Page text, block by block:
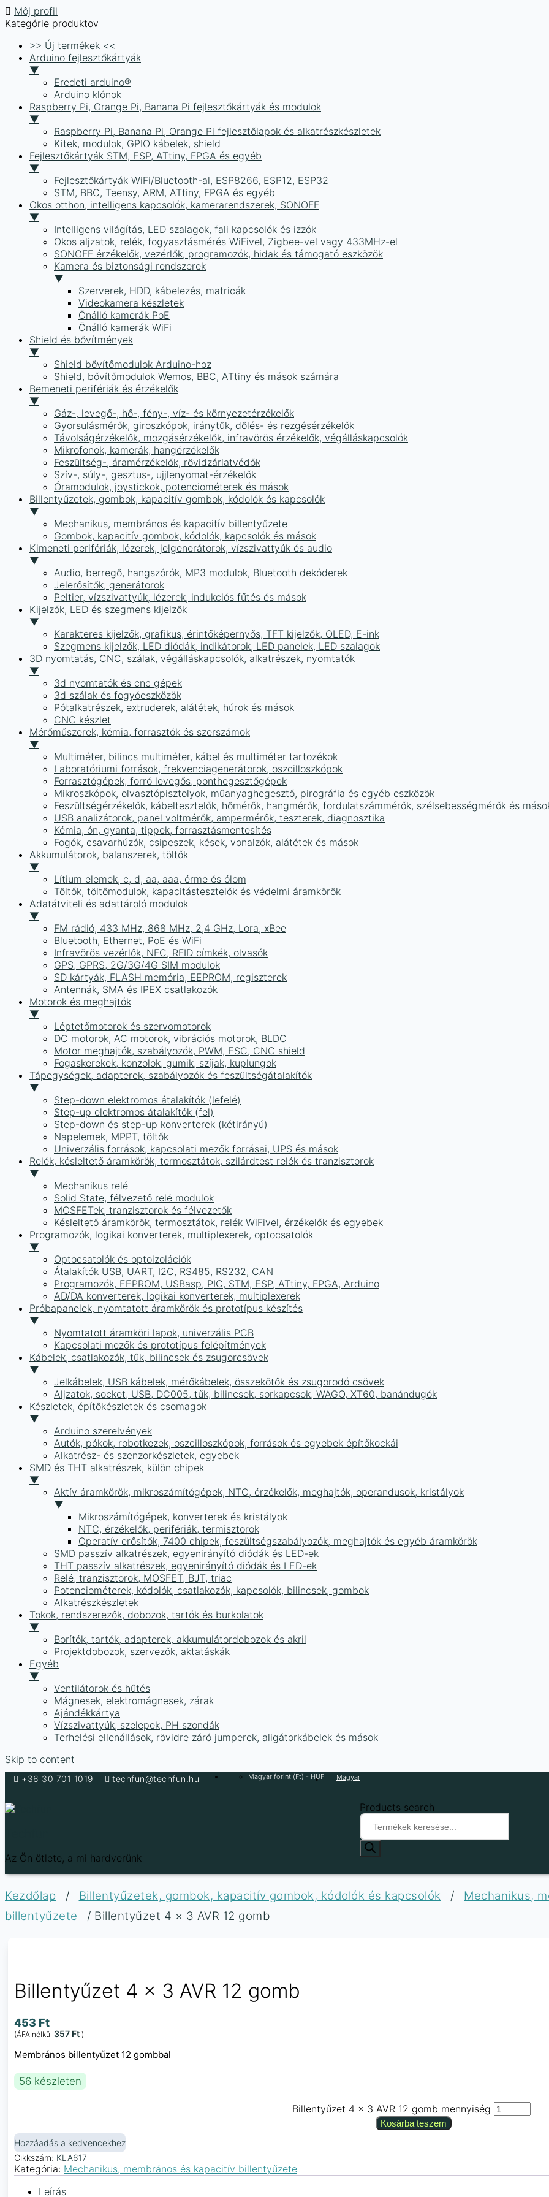
Môj profil
Kategórie produktov
>> Új termékek <<
Arduino fejlesztőkártyák
▼
Eredeti arduino®
Arduino klónok
Raspberry Pi, Orange Pi, Banana Pi fejlesztőkártyák és modulok
▼
Raspberry Pi, Banana Pi, Orange Pi fejlesztőlapok és alkatrészkészletek
Kitek, modulok, GPIO kábelek, shield
Fejlesztőkártyák STM, ESP, ATtiny, FPGA és egyéb
▼
Fejlesztőkártyák WiFi/Bluetooth-al, ESP8266, ESP12, ESP32
STM, BBC, Teensy, ARM, ATtiny, FPGA és egyéb
Okos otthon, intelligens kapcsolók, kamerarendszerek, SONOFF
▼
Intelligens világítás, LED szalagok, fali kapcsolók és izzók
Okos aljzatok, relék, fogyasztásmérés WiFivel, Zigbee-vel vagy 433MHz-el
SONOFF érzékelők, vezérlők, programozók, hidak és támogató eszközök
Kamera és biztonsági rendszerek
▼
Szerverek, HDD, kábelezés, matricák
Videokamera készletek
Önálló kamerák PoE
Önálló kamerák WiFi
Shield és bővítmények
▼
Shield bővítőmodulok Arduino-hoz
Shield, bővítőmodulok Wemos, BBC, ATtiny és mások számára
Bemeneti perifériák és érzékelők
▼
Gáz-, levegő-, hő-, fény-, víz- és környezetérzékelők
Gyorsulásmérők, giroszkópok, iránytűk, dőlés- és rezgésérzékelők
Távolságérzékelők, mozgásérzékelők, infravörös érzékelők, végálláskapcsolók
Mikrofonok, kamerák, hangérzékelők
Feszültség-, áramérzékelők, rövidzárlatvédők
Szív-, súly-, gesztus-, ujjlenyomat-érzékelők
Óramodulok, joystickok, potenciométerek és mások
Billentyűzetek, gombok, kapacitív gombok, kódolók és kapcsolók
▼
Mechanikus, membrános és kapacitív billentyűzete
Gombok, kapacitív gombok, kódolók, kapcsolók és mások
Kimeneti perifériák, lézerek, jelgenerátorok, vízszivattyúk és audio
▼
Audio, berregő, hangszórók, MP3 modulok, Bluetooth dekóderek
Jelerősítők, generátorok
Peltier, vízszivattyúk, lézerek, indukciós fűtés és mások
Kijelzők, LED és szegmens kijelzők
▼
Karakteres kijelzők, grafikus, érintőképernyős, TFT kijelzők, OLED, E-ink
Szegmens kijelzők, LED diódák, indikátorok, LED panelek, LED szalagok
3D nyomtatás, CNC, szálak, végálláskapcsolók, alkatrészek, nyomtatók
▼
3d nyomtatók és cnc gépek
3d szálak és fogyóeszközök
Pótalkatrészek, extruderek, alátétek, húrok és mások
CNC készlet
Mérőműszerek, kémia, forrasztók és szerszámok
▼
Multiméter, bilincs multiméter, kábel és multiméter tartozékok
Laboratóriumi források, frekvenciagenerátorok, oszcilloszkópok
Forrasztógépek, forró levegős, ponthegesztőgépek
Mikroszkópok, olvasztópisztolyok, műanyaghegesztő, pirográfia és egyéb eszközök
Feszültségérzékelők, kábeltesztelők, hőmérők, hangmérők, fordulatszámmérők, szélsebességmérők és
USB analizátorok, panel voltmérők, ampermérők, teszterek, diagnosztika
Kémia, ón, gyanta, tippek, forrasztásmentesítés
Fogók, csavarhúzók, csipeszek, kések, vonalzók, alátétek és mások
Akkumulátorok, balanszerek, töltők
▼
Lítium elemek, c, d, aa, aaa, érme és ólom
Töltők, töltőmodulok, kapacitástesztelők és védelmi áramkörök
Adatátviteli és adattároló modulok
▼
FM rádió, 433 MHz, 868 MHz, 2,4 GHz, Lora, xBee
Bluetooth, Ethernet, PoE és WiFi
Infravörös vezérlők, NFC, RFID címkék, olvasók
GPS, GPRS, 2G/3G/4G SIM modulok
SD kártyák, FLASH memória, EEPROM, regiszterek
Antennák, SMA és IPEX csatlakozók
Motorok és meghajtók
▼
Léptetőmotorok és szervomotorok
DC motorok, AC motorok, vibrációs motorok, BLDC
Motor meghajtók, szabályozók, PWM, ESC, CNC shield
Fogaskerekek, konzolok, gumik, szíjak, kuplungok
Tápegységek, adapterek, szabályozók és feszültségátalakítók
▼
Step-down elektromos átalakítók (lefelé)
Step-up elektromos átalakítók (fel)
Step-down és step-up konverterek (kétirányú)
Napelemek, MPPT, töltők
Univerzális források, kapcsolati mezők forrásai, UPS és mások
Relék, késleltető áramkörök, termosztátok, szilárdtest relék és tranzisztorok
▼
Mechanikus relé
Solid State, félvezető relé modulok
MOSFETek, tranzisztorok és félvezetők
Késleltető áramkörök, termosztátok, relék WiFivel, érzékelők és egyebek
Programozók, logikai konverterek, multiplexerek, optocsatolók
▼
Optocsatolók és optoizolációk
Átalakítók USB, UART, I2C, RS485, RS232, CAN
Programozók, EEPROM, USBasp, PIC, STM, ESP, ATtiny, FPGA, Arduino
AD/DA konverterek, logikai konverterek, multiplexerek
Próbapanelek, nyomtatott áramkörök és prototípus készítés
▼
Nyomtatott áramköri lapok, univerzális PCB
Kapcsolati mezők és prototípus felépítmények
Kábelek, csatlakozók, tűk, bilincsek és zsugorcsövek
▼
Jelkábelek, USB kábelek, mérőkábelek, összekötők és zsugorodó csövek
Aljzatok, socket, USB, DC005, tűk, bilincsek, sorkapcsok, WAGO, XT60, banándugók
Készletek, építőkészletek és csomagok
▼
Arduino szerelvények
Autók, pókok, robotkezek, oszcilloszkópok, források és egyebek építőkockái
Alkatrész- és szenzorkészletek, egyebek
SMD és THT alkatrészek, külön chipek
▼
Aktív áramkörök, mikroszámítógépek, NTC, érzékelők, meghajtók, operandusok, kristályok
▼
Mikroszámítógépek, konverterek és kristályok
NTC, érzékelők, perifériák, termisztorok
Operatív erősítők, 7400 chipek, feszültségszabályozók, meghajtók és egyéb áramkörök
SMD passzív alkatrészek, egyenirányító diódák és LED-ek
THT passzív alkatrészek, egyenirányító diódák és LED-ek
Relé, tranzisztorok, MOSFET, BJT, triac
Potenciométerek, kódolók, csatlakozók, kapcsolók, bilincsek, gombok
Alkatrészkészletek
Tokok, rendszerezők, dobozok, tartók és burkolatok
▼
Borítók, tartók, adapterek, akkumulátordobozok és akril
Projektdobozok, szervezők, aktatáskák
Egyéb
▼
Ventilátorok és hűtés
Mágnesek, elektromágnesek, zárak
Ajándékkártya
Vízszivattyúk, szelepek, PH szondák
Terhelési ellenállások, rövidre záró jumperek, aligátorkábelek és mások
Skip to content
+36 30 701 1019 techfun@techfun.hu Magyar forint (Ft) - HUF Magyar
Az Ön ötlete, a mi hardverünk
Products search
Kezdőlap / Billentyűzetek, gombok, kapacitív gombok, kódolók és kapcsolók /
Mechanikus,
billentyűzete
/ Billentyűzet 4 × 3 AVR 12 gomb
Billentyűzet 4 × 3 AVR 12 gomb
453 Ft
(ÁFA nélkül 357 Ft )
Membrános billentyűzet 12 gombbal
56 készleten
Billentyűzet 4 × 3 AVR 12 gomb mennyiség
Kosárba teszem
Hozzáadás a kedvencekhez
Cikkszám: KLA617
Kategória: Mechanikus, membrános és kapacitív billentyűzete
Leírás